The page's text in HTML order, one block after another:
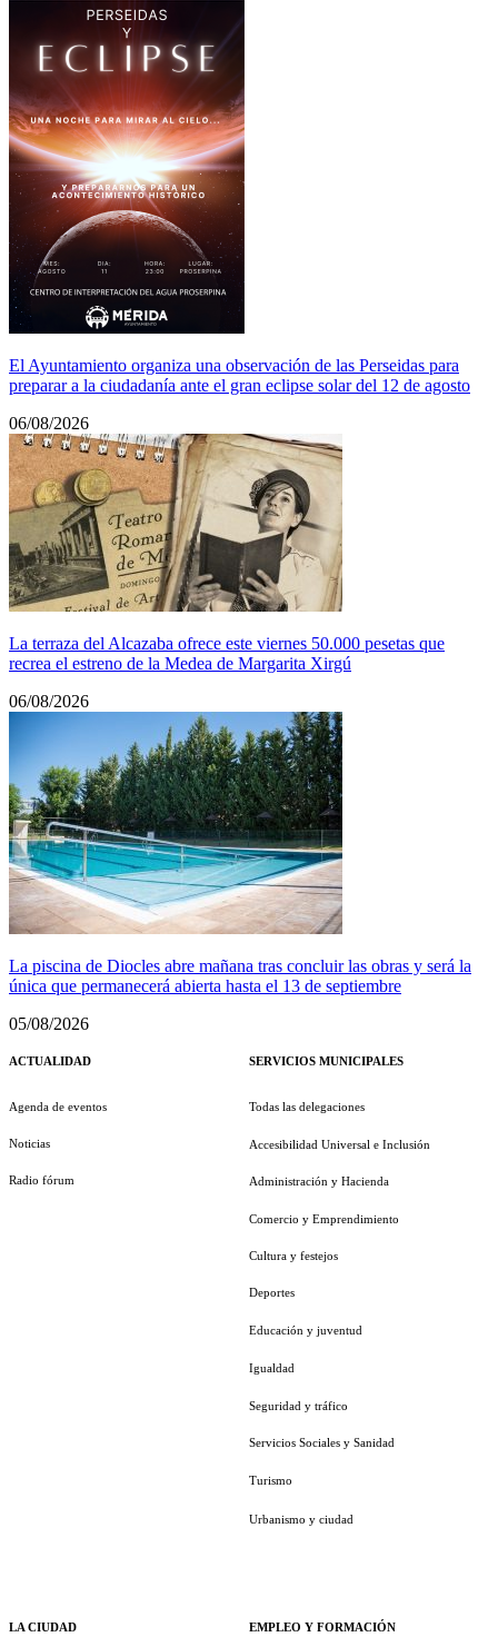
El Ayuntamiento organiza una observación de las Perseidas para
preparar a la ciudadanía ante el gran eclipse solar del 12 de agosto
06/08/2026
La terraza del Alcazaba ofrece este viernes 50.000 pesetas que
recrea el estreno de la Medea de Margarita Xirgú
06/08/2026
La piscina de Diocles abre mañana tras concluir las obras y será la
única que permanecerá abierta hasta el 13 de septiembre
05/08/2026
ACTUALIDAD
Agenda de eventos
Noticias
Radio fórum
LA CIUDAD
SERVICIOS MUNICIPALES
Todas las delegaciones
Accesibilidad Universal e Inclusión
Administración y Hacienda
Comercio y Emprendimiento
Cultura y festejos
Deportes
Educación y juventud
Igualdad
Seguridad y tráfico
Servicios Sociales y Sanidad
Turismo
Urbanismo y ciudad
EMPLEO Y FORMACIÓN